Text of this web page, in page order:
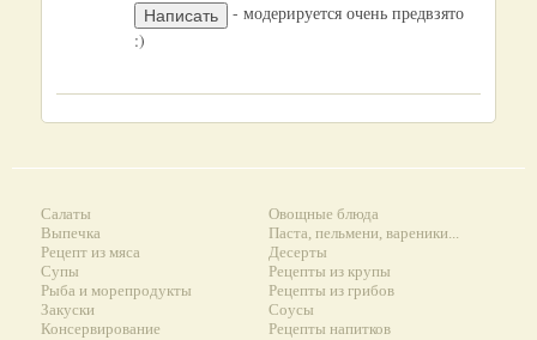
- модерируется очень предвзято
:)
Салаты
Выпечка
Рецепт из мяса
Супы
Рыба и морепродукты
Закуски
Консервирование
Овощные блюда
Паста, пельмени, вареники...
Десерты
Рецепты из крупы
Рецепты из грибов
Соусы
Рецепты напитков